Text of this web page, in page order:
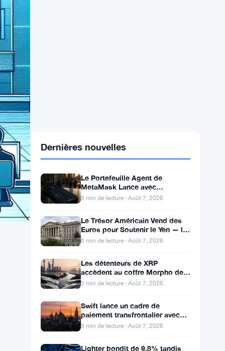
Le Portefeuille Agent de
Couverture de Pertes de 10 000
$ et Modes de Trading Doubles
5 min de lecture · Août 7, 2026
Le Trésor Américain Vend des
BCE Informée Après Coup
5 min de lecture · Août 7, 2026